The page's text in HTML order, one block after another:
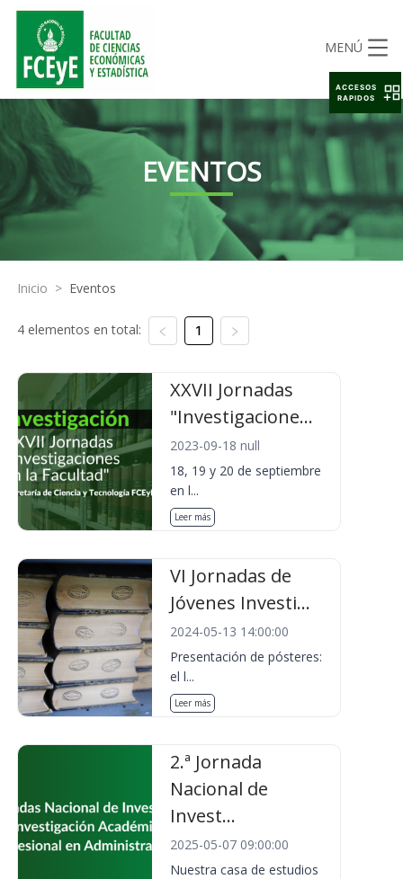
MENÚ
EVENTOS
Inicio > Eventos
4 elementos en total: 1
XXVII Jornadas
"Investigacione...
2023-09-18 null
18, 19 y 20 de septiembre
en l...
Leer más
VI Jornadas de
Jóvenes Investi...
2024-05-13 14:00:00
Presentación de pósteres:
el l...
Leer más
2.ª Jornada
Nacional de
Invest...
2025-05-07 09:00:00
Nuestra casa de estudios
ACCESOS
RAPIDOS